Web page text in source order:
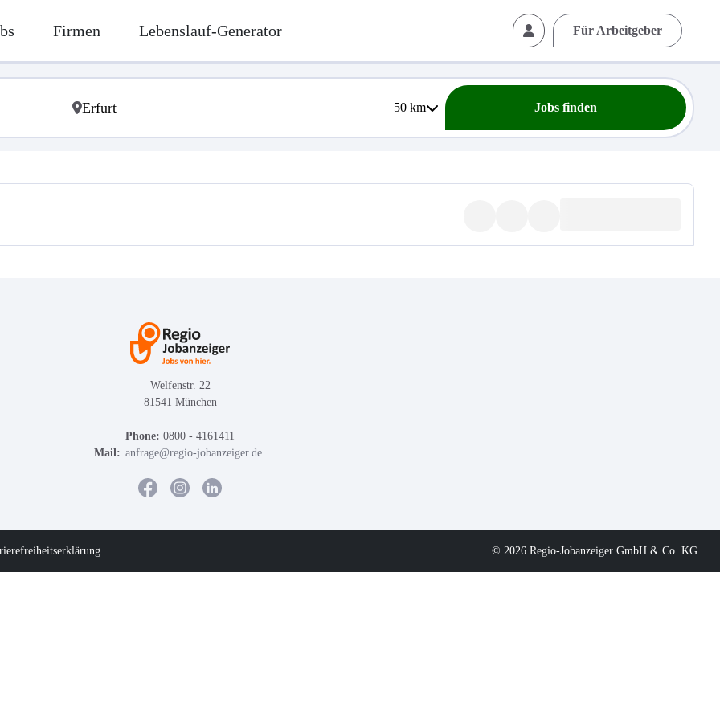
Firmen Lebenslauf-Generator Für Arbeitgeber
50km Jobs finden
Welfenstr. 22
81541 München
Phone: 0800 - 4161411
Mail: anfrage@regio-jobanzeiger.de
© 2026 Regio-Jobanzeiger GmbH & Co. KG